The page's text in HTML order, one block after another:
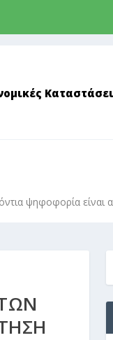
ψηφοφορία είναι